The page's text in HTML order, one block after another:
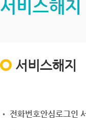
서비스해지
서비스해지
• 전화번호안심로그인